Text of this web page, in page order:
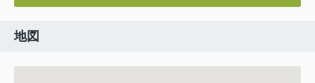
地図